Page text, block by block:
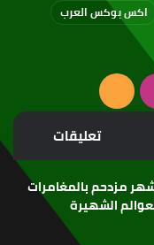
اكس بوكس العرب
انستقرامملخص
الموقع
RSS
تعليقات
أغسطس 2026: شهر مزدحم بالمغامرات
الشهيرة